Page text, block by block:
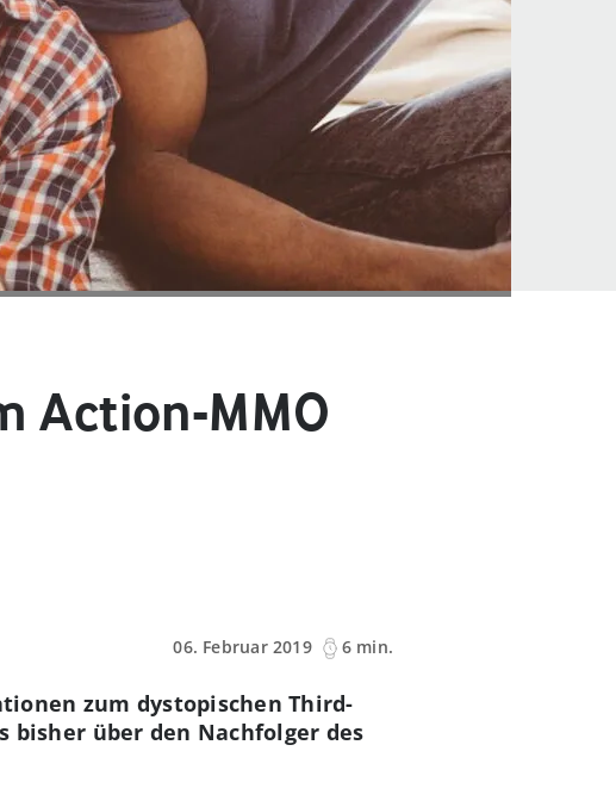
Action-MMO
06. Februar 2019
6 min.
zum dystopischen Third-
bisher über den Nachfolger des